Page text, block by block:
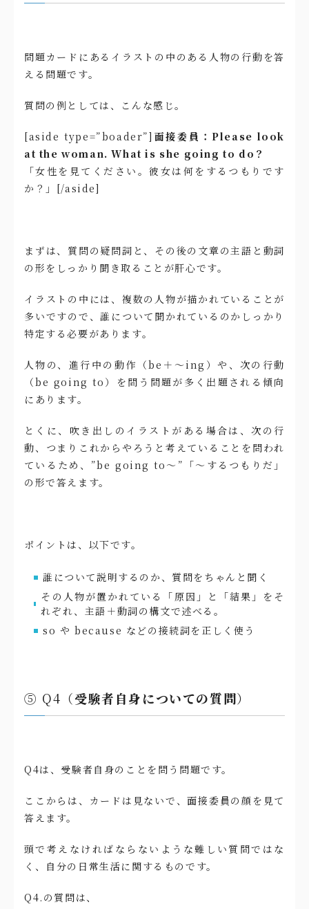
問題カードにあるイラストの中のある人物の行動を答
える問題です。
質問の例としては、こんな感じ。
[aside type=”boader”] 面接委員：Please look
at the woman. What is she going to do？
「女性を見てください。彼女は何をするつもりです
か？」[/aside]
まずは、質問の疑問詞と、その後の文章の主語と動詞
の形をしっかり聞き取ることが肝心です。
イラストの中には、複数の人物が描かれていることが
多いですので、誰について聞かれているのかしっかり
特定する必要があります。
人物の、進行中の動作（be＋〜ing）や、次の行動
（be going to）を問う問題が多く出題される傾向
にあります。
とくに、吹き出しのイラストがある場合は、次の行
動、つまりこれからやろうと考えていることを問われ
ているため、”be going to〜”「〜するつもりだ」
の形で答えます。
ポイントは、以下です。
誰について説明するのか、質問をちゃんと聞く
その人物が置かれている「原因」と「結果」をそ
れぞれ、主語＋動詞の構文で述べる。
so や because などの接続詞を正しく使う
⑤ Q4（受験者自身についての質問）
Q4は、受験者自身のことを問う問題です。
ここからは、カードは見ないで、面接委員の顔を見て
答えます。
頭で考えなければならないような難しい質問ではな
く、自分の日常生活に関するものです。
Q4.の質問は、